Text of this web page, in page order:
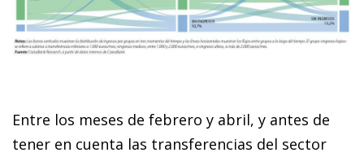
Entre los meses de febrero y abril, y antes de
tener en cuenta las transferencias del sector